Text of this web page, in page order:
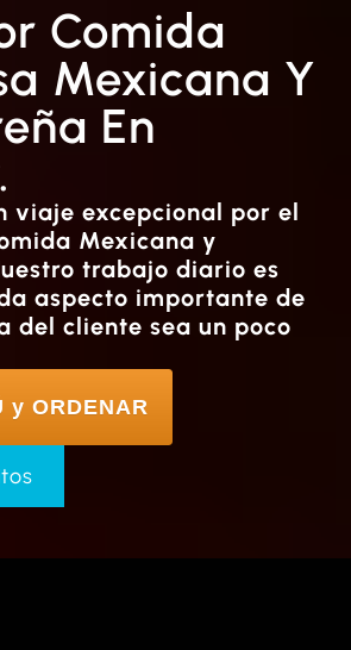
Comida
Mexicana Y
En
viaje excepcional por el
Mexicana y
trabajo diario es
aspecto importante de
del cliente sea un poco
y ORDENAR